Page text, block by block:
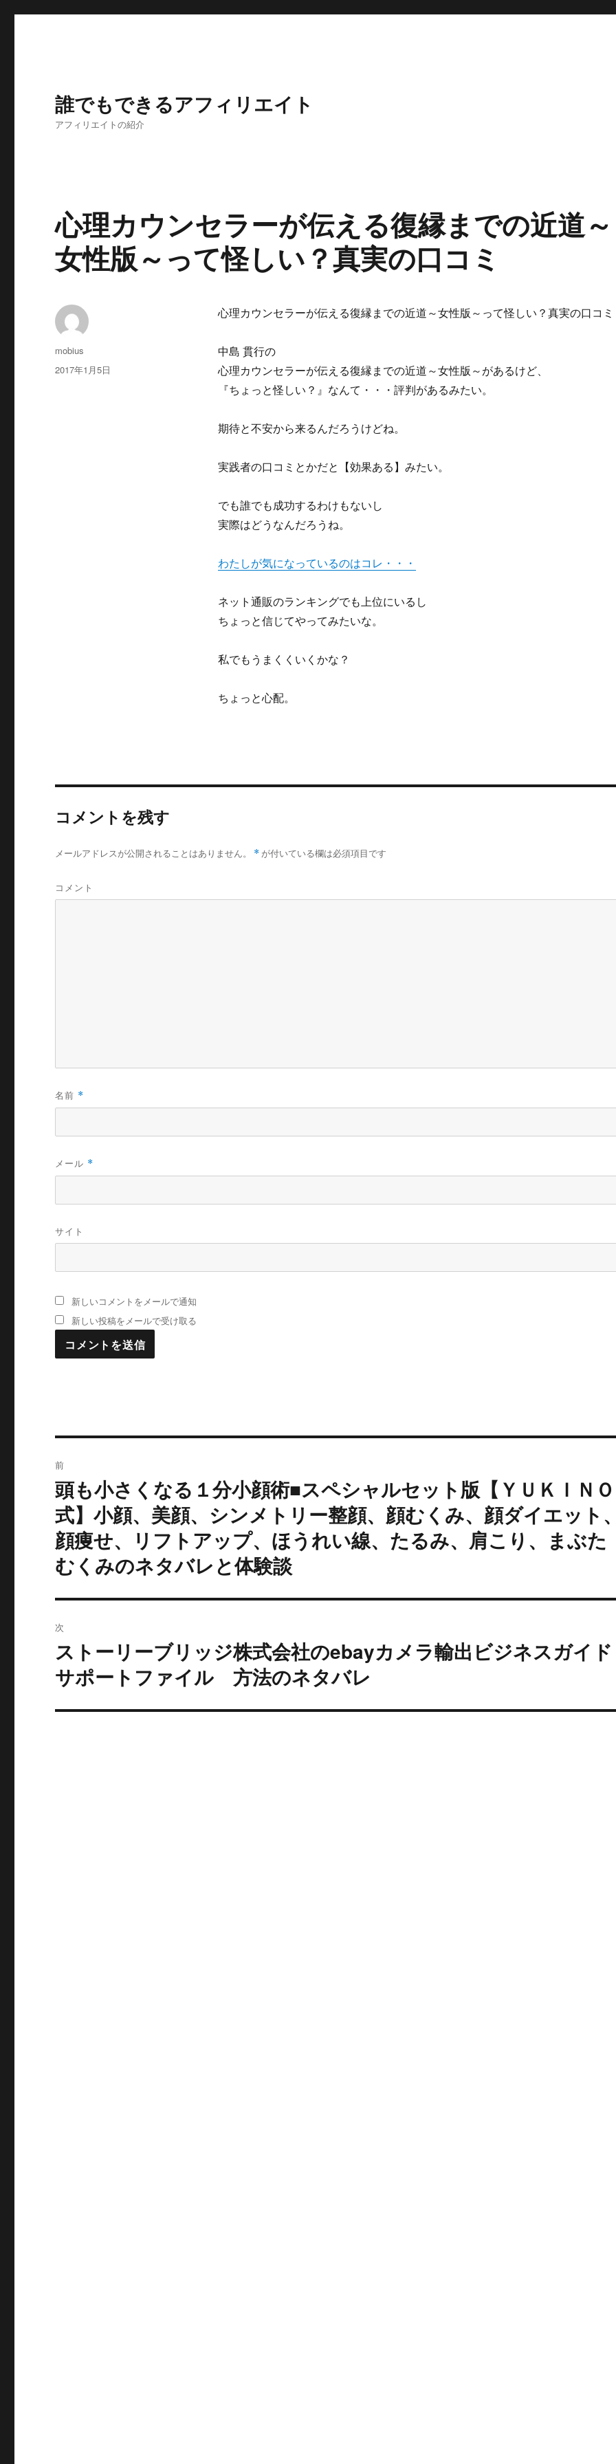
誰でもできるアフィリエイト
アフィリエイトの紹介
心理カウンセラーが伝える復縁までの近道～
女性版～って怪しい？真実の口コミ
心理カウンセラーが伝える復縁までの近道～女性版～って怪しい？真実の口コミ
中島 貫行の
心理カウンセラーが伝える復縁までの近道～女性版～があるけど、
『ちょっと怪しい？』なんて・・・評判があるみたい。
期待と不安から来るんだろうけどね。
実践者の口コミとかだと【効果ある】みたい。
でも誰でも成功するわけもないし
実際はどうなんだろうね。
わたしが気になっているのはコレ・・・
ネット通販のランキングでも上位にいるし
ちょっと信じてやってみたいな。
私でもうまくくいくかな？
ちょっと心配。
投
稿
mobius
投
2017年1月5日
コメントを残す
メールアドレスが公開されることはありません。 * が付いている欄は必須項目です
コメント
名前 *
メール *
サイト
新しいコメントをメールで通知
新しい投稿をメールで受け取る
稿
ナ
ビ
ゲ
ー
シ
ョ
ン
前
過
去
の
投
稿:
頭も小さくなる１分小顔術■スペシャルセット版【ＹＵＫＩＮＯ
式】小顔、美顔、シンメトリー整顔、顔むくみ、顔ダイエット、
顔痩せ、リフトアップ、ほうれい線、たるみ、肩こり、まぶた
むくみのネタバレと体験談
次
次
の
投
稿:
ストーリーブリッジ株式会社のebayカメラ輸出ビジネスガイド
サポートファイル 方法のネタバレ